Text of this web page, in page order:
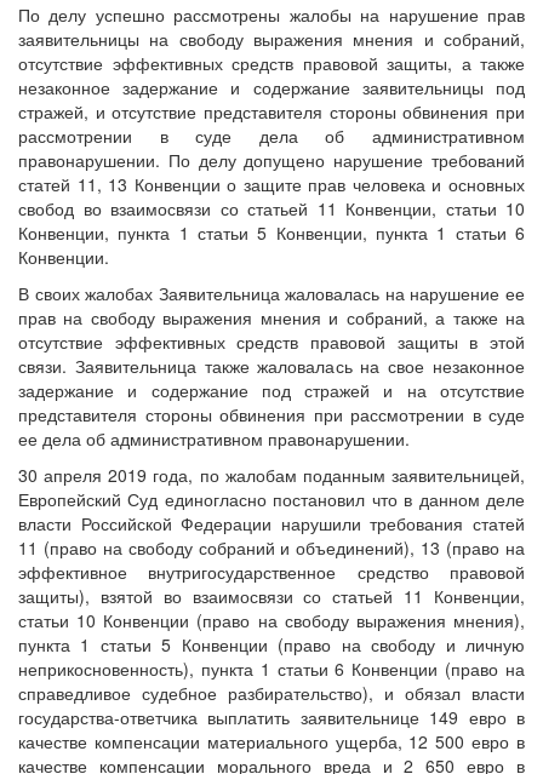
По делу успешно рассмотрены жалобы на нарушение прав
заявительницы на свободу выражения мнения и собраний,
отсутствие эффективных средств правовой защиты, а также
незаконное задержание и содержание заявительницы под
стражей, и отсутствие представителя стороны обвинения при
рассмотрении в суде дела об административном
правонарушении. По делу допущено нарушение требований
статей 11, 13 Конвенции о защите прав человека и основных
свобод во взаимосвязи со статьей 11 Конвенции, статьи 10
Конвенции, пункта 1 статьи 5 Конвенции, пункта 1 статьи 6
Конвенции.
В своих жалобах Заявительница жаловалась на нарушение ее
прав на свободу выражения мнения и собраний, а также на
отсутствие эффективных средств правовой защиты в этой
связи. Заявительница также жаловалась на свое незаконное
задержание и содержание под стражей и на отсутствие
представителя стороны обвинения при рассмотрении в суде
ее дела об административном правонарушении.
30 апреля 2019 года, по жалобам поданным заявительницей,
Европейский Суд единогласно постановил что в данном деле
власти Российской Федерации нарушили требования статей
11 (право на свободу собраний и объединений), 13 (право на
эффективное внутригосударственное средство правовой
защиты), взятой во взаимосвязи со статьей 11 Конвенции,
статьи 10 Конвенции (право на свободу выражения мнения),
пункта 1 статьи 5 Конвенции (право на свободу и личную
неприкосновенность), пункта 1 статьи 6 Конвенции (право на
справедливое судебное разбирательство), и обязал власти
государства-ответчика выплатить заявительнице 149 евро в
качестве компенсации материального ущерба, 12 500 евро в
качестве компенсации морального вреда и 2 650 евро в